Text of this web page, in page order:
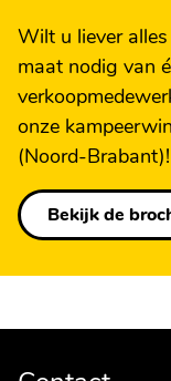
Wilt u liever
maat nodig van
onze
(Noord-Brabant)!
Bekijk de